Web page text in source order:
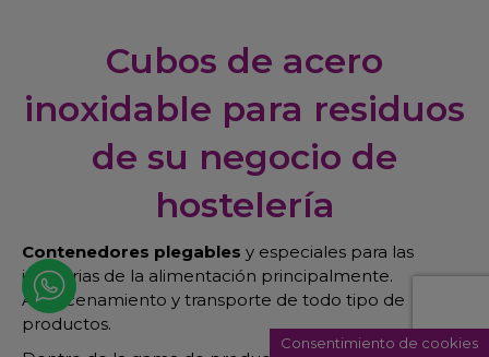
Cubos de acero
inoxidable para residuos
de su negocio de
hostelería
Contenedores plegables y especiales para las
industrias de la alimentación principalmente.
Almacenamiento y transporte de todo tipo de
productos.
Consentimiento de cookies